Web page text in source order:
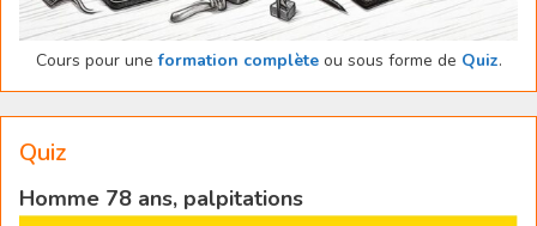
Cours pour uneformation complèteou sous forme de Quiz.
Quiz
Homme 78 ans, palpitations